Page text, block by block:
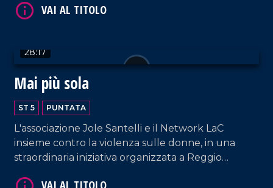
nel quartiere Lido di Catanzaro.
28:17
Mai più sola
ST 5 PUNTATA
L'associazione Jole Santelli e il Network LaC
insieme contro la violenza sulle donne, in una
straordinaria iniziativa organizzata a Reggio
VAI AL TITOLO